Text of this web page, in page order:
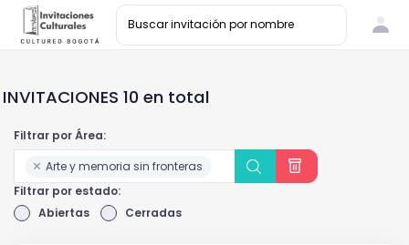
INVITACIONES 10 en total
Filtrar por Área:
Arte y memoria sin fronteras
Filtrar por estado:
Abiertas
Cerradas